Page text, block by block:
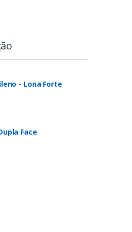
- Lona Forte
Face